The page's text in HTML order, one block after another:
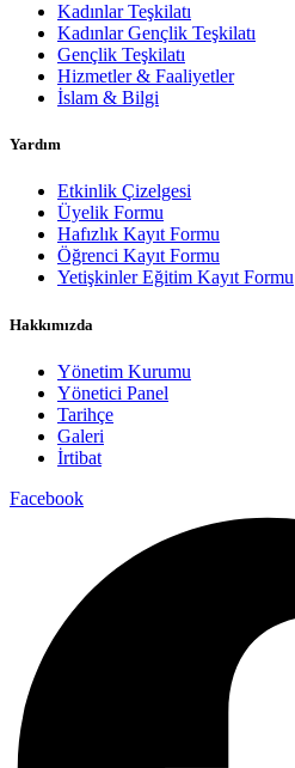
Kadınlar Teşkilatı
Kadınlar Gençlik Teşkilatı
Gençlik Teşkilatı
Hizmetler & Faaliyetler
İslam & Bilgi
Yardım
Etkinlik Çizelgesi
Üyelik Formu
Hafızlık Kayıt Formu
Öğrenci Kayıt Formu
Yetişkinler Eğitim Kayıt Formu
Hakkımızda
Yönetim Kurumu
Yönetici Panel
Tarihçe
Galeri
İrtibat
Facebook